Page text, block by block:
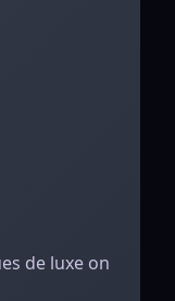
de luxe on